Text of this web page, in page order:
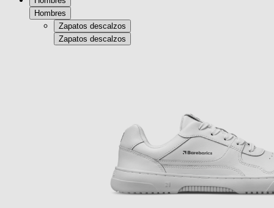
Hombres
Zapatos descalzos
Zapatos descalzos